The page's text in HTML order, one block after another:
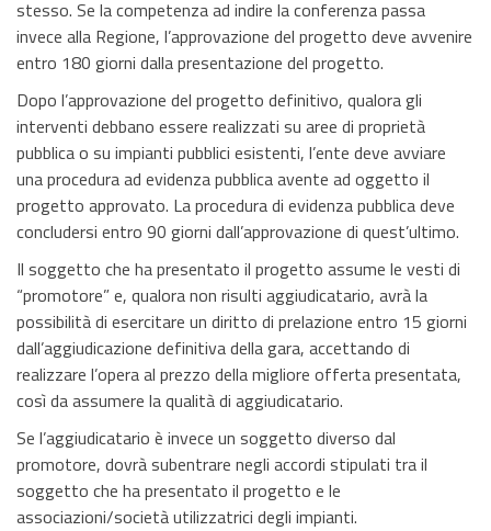
stesso. Se la competenza ad indire la conferenza passa
invece alla Regione, l’approvazione del progetto deve avvenire
entro 180 giorni dalla presentazione del progetto.
Dopo l’approvazione del progetto definitivo, qualora gli
interventi debbano essere realizzati su aree di proprietà
pubblica o su impianti pubblici esistenti, l’ente deve avviare
una procedura ad evidenza pubblica avente ad oggetto il
progetto approvato. La procedura di evidenza pubblica deve
concludersi entro 90 giorni dall’approvazione di quest’ultimo.
Il soggetto che ha presentato il progetto assume le vesti di
“promotore” e, qualora non risulti aggiudicatario, avrà la
possibilità di esercitare un diritto di prelazione entro 15 giorni
dall’aggiudicazione definitiva della gara, accettando di
realizzare l’opera al prezzo della migliore offerta presentata,
così da assumere la qualità di aggiudicatario.
Se l’aggiudicatario è invece un soggetto diverso dal
promotore, dovrà subentrare negli accordi stipulati tra il
soggetto che ha presentato il progetto e le
associazioni/società utilizzatrici degli impianti.